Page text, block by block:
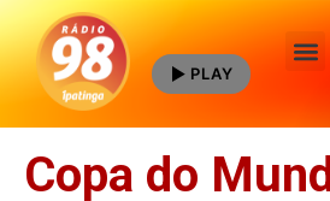
PLAY
Copa do